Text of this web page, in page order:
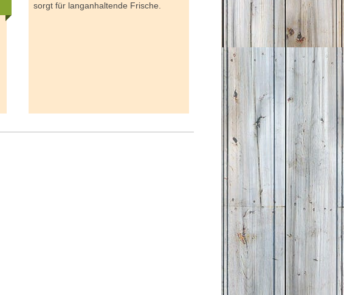
sorgt für langanhaltende Frische.